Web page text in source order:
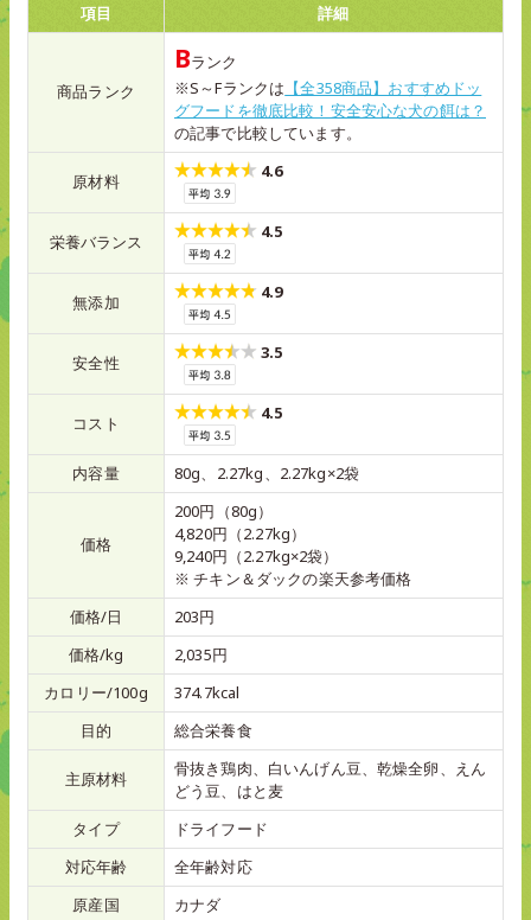
項目 詳細
商品ランク
Bランク
※S～Fランクは 【全358商品】おすすめドッ
グフードを徹底比較！安全安心な犬の餌は？
の記事で比較しています。
原材料 4.6
栄養バランス 4.5
無添加 4.9
安全性 3.5
コスト 4.5
内容量 80g、2.27kg、2.27kg×2袋
価格
200円（80g）
4,820円（2.27kg）
9,240円（2.27kg×2袋）
※ チキン＆ダックの楽天参考価格
価格/日
203円
価格/kg
2,035円
カロリー/100g
374.7kcal
目的
総合栄養食
主原材料
骨抜き鶏肉、白いんげん豆、乾燥全卵、えん
どう豆、はと麦
タイプ
ドライフード
対応年齢
全年齢対応
原産国
カナダ